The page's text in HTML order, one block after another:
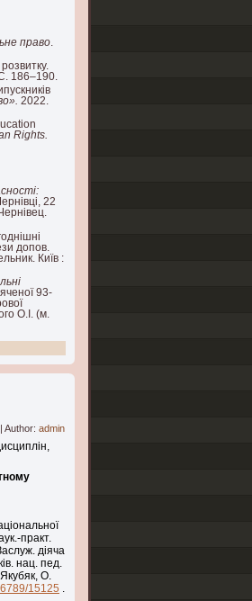
право.
186–190.
2022.
Rights.
22
допов.
Київ :
93-
О.І. (м.
Author: admin
практ.
діяча
нац. пед.
О.
15125